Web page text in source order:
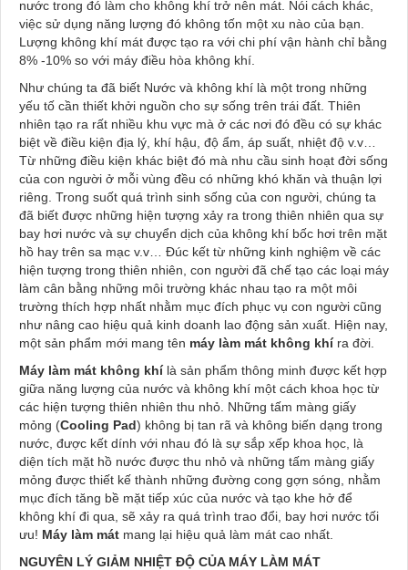
nước trong đó làm cho không khí trở nên mát. Nói cách khác,
việc sử dụng năng lượng đó không tốn một xu nào của bạn.
Lượng không khí mát được tạo ra với chi phí vận hành chỉ bằng
8% -10% so với máy điều hòa không khí.
Như chúng ta đã biết Nước và không khí là một trong những
yếu tố cần thiết khởi nguồn cho sự sống trên trái đất. Thiên
nhiên tạo ra rất nhiều khu vực mà ở các nơi đó đều có sự khác
biệt về điều kiện địa lý, khí hậu, độ ẩm, áp suất, nhiệt độ v.v…
Từ những điều kiện khác biệt đó mà nhu cầu sinh hoạt đời sống
của con người ở mỗi vùng đều có những khó khăn và thuận lợi
riêng. Trong suốt quá trình sinh sống của con người, chúng ta
đã biết được những hiện tượng xảy ra trong thiên nhiên qua sự
bay hơi nước và sự chuyển dịch của không khí bốc hơi trên mặt
hồ hay trên sa mạc v.v… Đúc kết từ những kinh nghiệm về các
hiện tượng trong thiên nhiên, con người đã chế tạo các loại máy
làm cân bằng những môi trường khác nhau tạo ra một môi
trường thích hợp nhất nhằm mục đích phục vụ con người cũng
như nâng cao hiệu quả kinh doanh lao động sản xuất. Hiện nay,
một sản phẩm mới mang tên máy làm mát không khíra đời.
Máy làm mát không khílà sản phẩm thông minh được kết hợp
giữa năng lượng của nước và không khí một cách khoa học từ
các hiện tượng thiên nhiên thu nhỏ. Những tấm màng giấy
mỏng (Cooling Pad) không bị tan rã và không biến dạng trong
nước, được kết dính với nhau đó là sự sắp xếp khoa học, là
diện tích mặt hồ nước được thu nhỏ và những tấm màng giấy
mỏng được thiết kế thành những đường cong gợn sóng, nhằm
mục đích tăng bề mặt tiếp xúc của nước và tạo khe hở để
không khí đi qua, sẽ xảy ra quá trình trao đổi, bay hơi nước tối
ưu! Máy làm mát mang lại hiệu quả làm mát cao nhất.
NGUYÊN LÝ GIẢM NHIỆT ĐỘ CỦA MÁY LÀM MÁT